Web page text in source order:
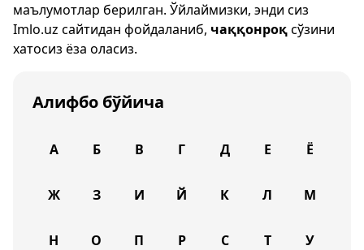
маълумотлар берилган. Ўйлаймизки, энди сиз
Imlo.uz сайтидан фойдаланиб, чаққонроқсўзини
хатосиз ёза оласиз.
Алифбо бўйича
А Б В Г Д Е Ё
Ж З И Й К Л М
Н О П Р С Т У